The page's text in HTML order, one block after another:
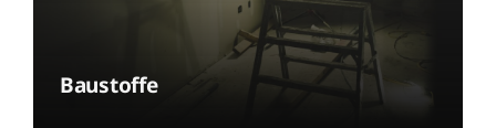
Baustoffe